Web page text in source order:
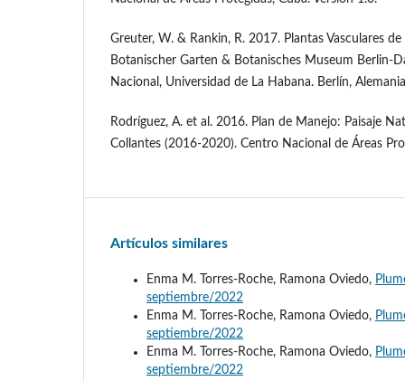
Greuter, W. & Rankin, R. 2017. Plantas Vasculares
Botanischer Garten & Botanisches Museum Berlin-
Nacional, Universidad de La Habana. Berlín,
Rodríguez, A. et al. 2016. Plan de Manejo: Paisaje
Collantes (2016-2020). Centro Nacional de Áreas
Artículos similares
Enma M. Torres-Roche, Ramona Oviedo,
septiembre/2022
Enma M. Torres-Roche, Ramona Oviedo,
septiembre/2022
Enma M. Torres-Roche, Ramona Oviedo,
septiembre/2022